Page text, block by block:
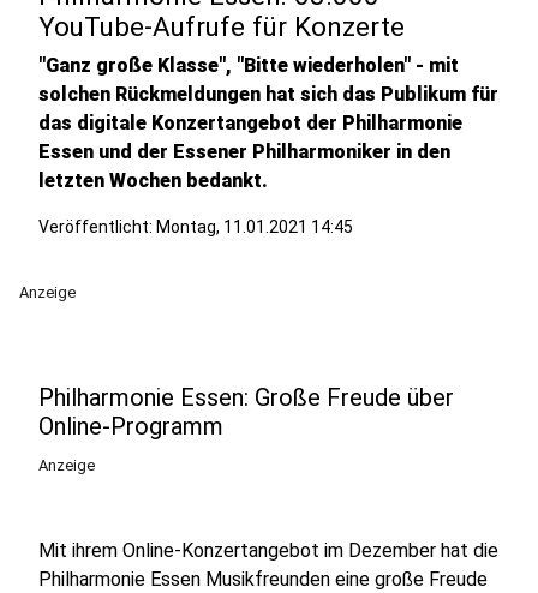
YouTube-Aufrufe für Konzerte
"Ganz große Klasse", "Bitte wiederholen" - mit
solchen Rückmeldungen hat sich das Publikum für
das digitale Konzertangebot der Philharmonie
Essen und der Essener Philharmoniker in den
letzten Wochen bedankt.
Veröffentlicht: Montag, 11.01.2021 14:45
Anzeige
Philharmonie Essen: Große Freude über
Online-Programm
Anzeige
Mit ihrem Online-Konzertangebot im Dezember hat die
Philharmonie Essen Musikfreunden eine große Freude